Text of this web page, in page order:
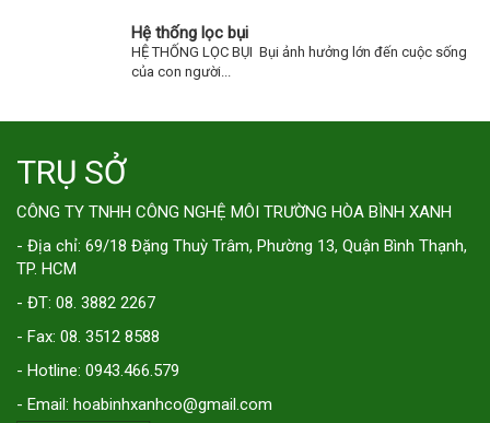
Hệ thống lọc bụi
HỆ THỐNG LỌC BỤI Bụi ảnh hưởng lớn đến cuộc sống
của con người...
TRỤ SỞ
CÔNG TY TNHH CÔNG NGHỆ MÔI TRƯỜNG HÒA BÌNH XANH
- Địa chỉ: 69/18 Đặng Thuỳ Trâm, Phường 13, Quận Bình Thạnh,
TP. HCM
- ĐT: 08. 3882 2267
- Fax: 08. 3512 8588
- Hotline: 0943.466.579
- Email: hoabinhxanhco@gmail.com